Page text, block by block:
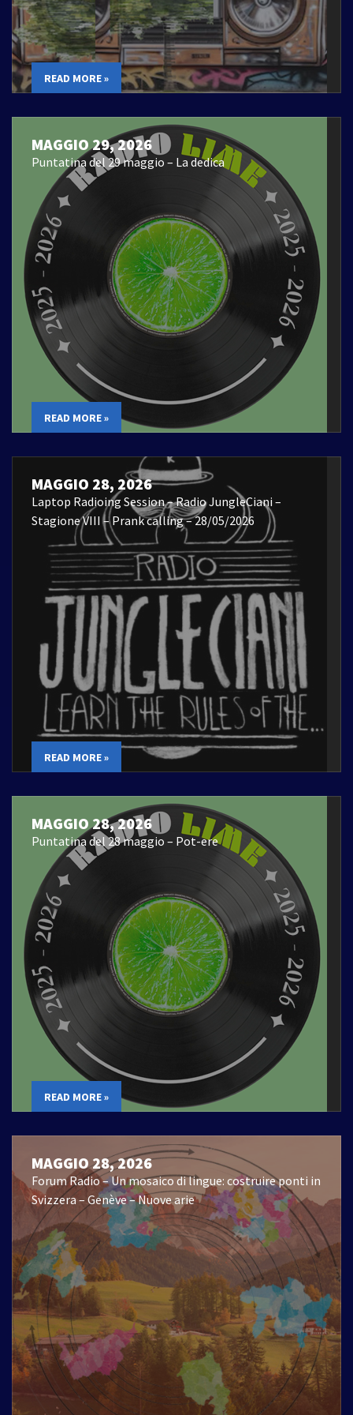
READ MORE »
MAGGIO 29, 2026
Puntatina del 29 maggio – La dedica
READ MORE »
MAGGIO 28, 2026
Laptop Radioing Session – Radio JungleCiani –
Stagione VIII – Prank calling – 28/05/2026
READ MORE »
MAGGIO 28, 2026
Puntatina del 28 maggio – Pot-ere
READ MORE »
MAGGIO 28, 2026
Forum Radio – Un mosaico di lingue: costruire ponti in
Svizzera – Genève – Nuove arie